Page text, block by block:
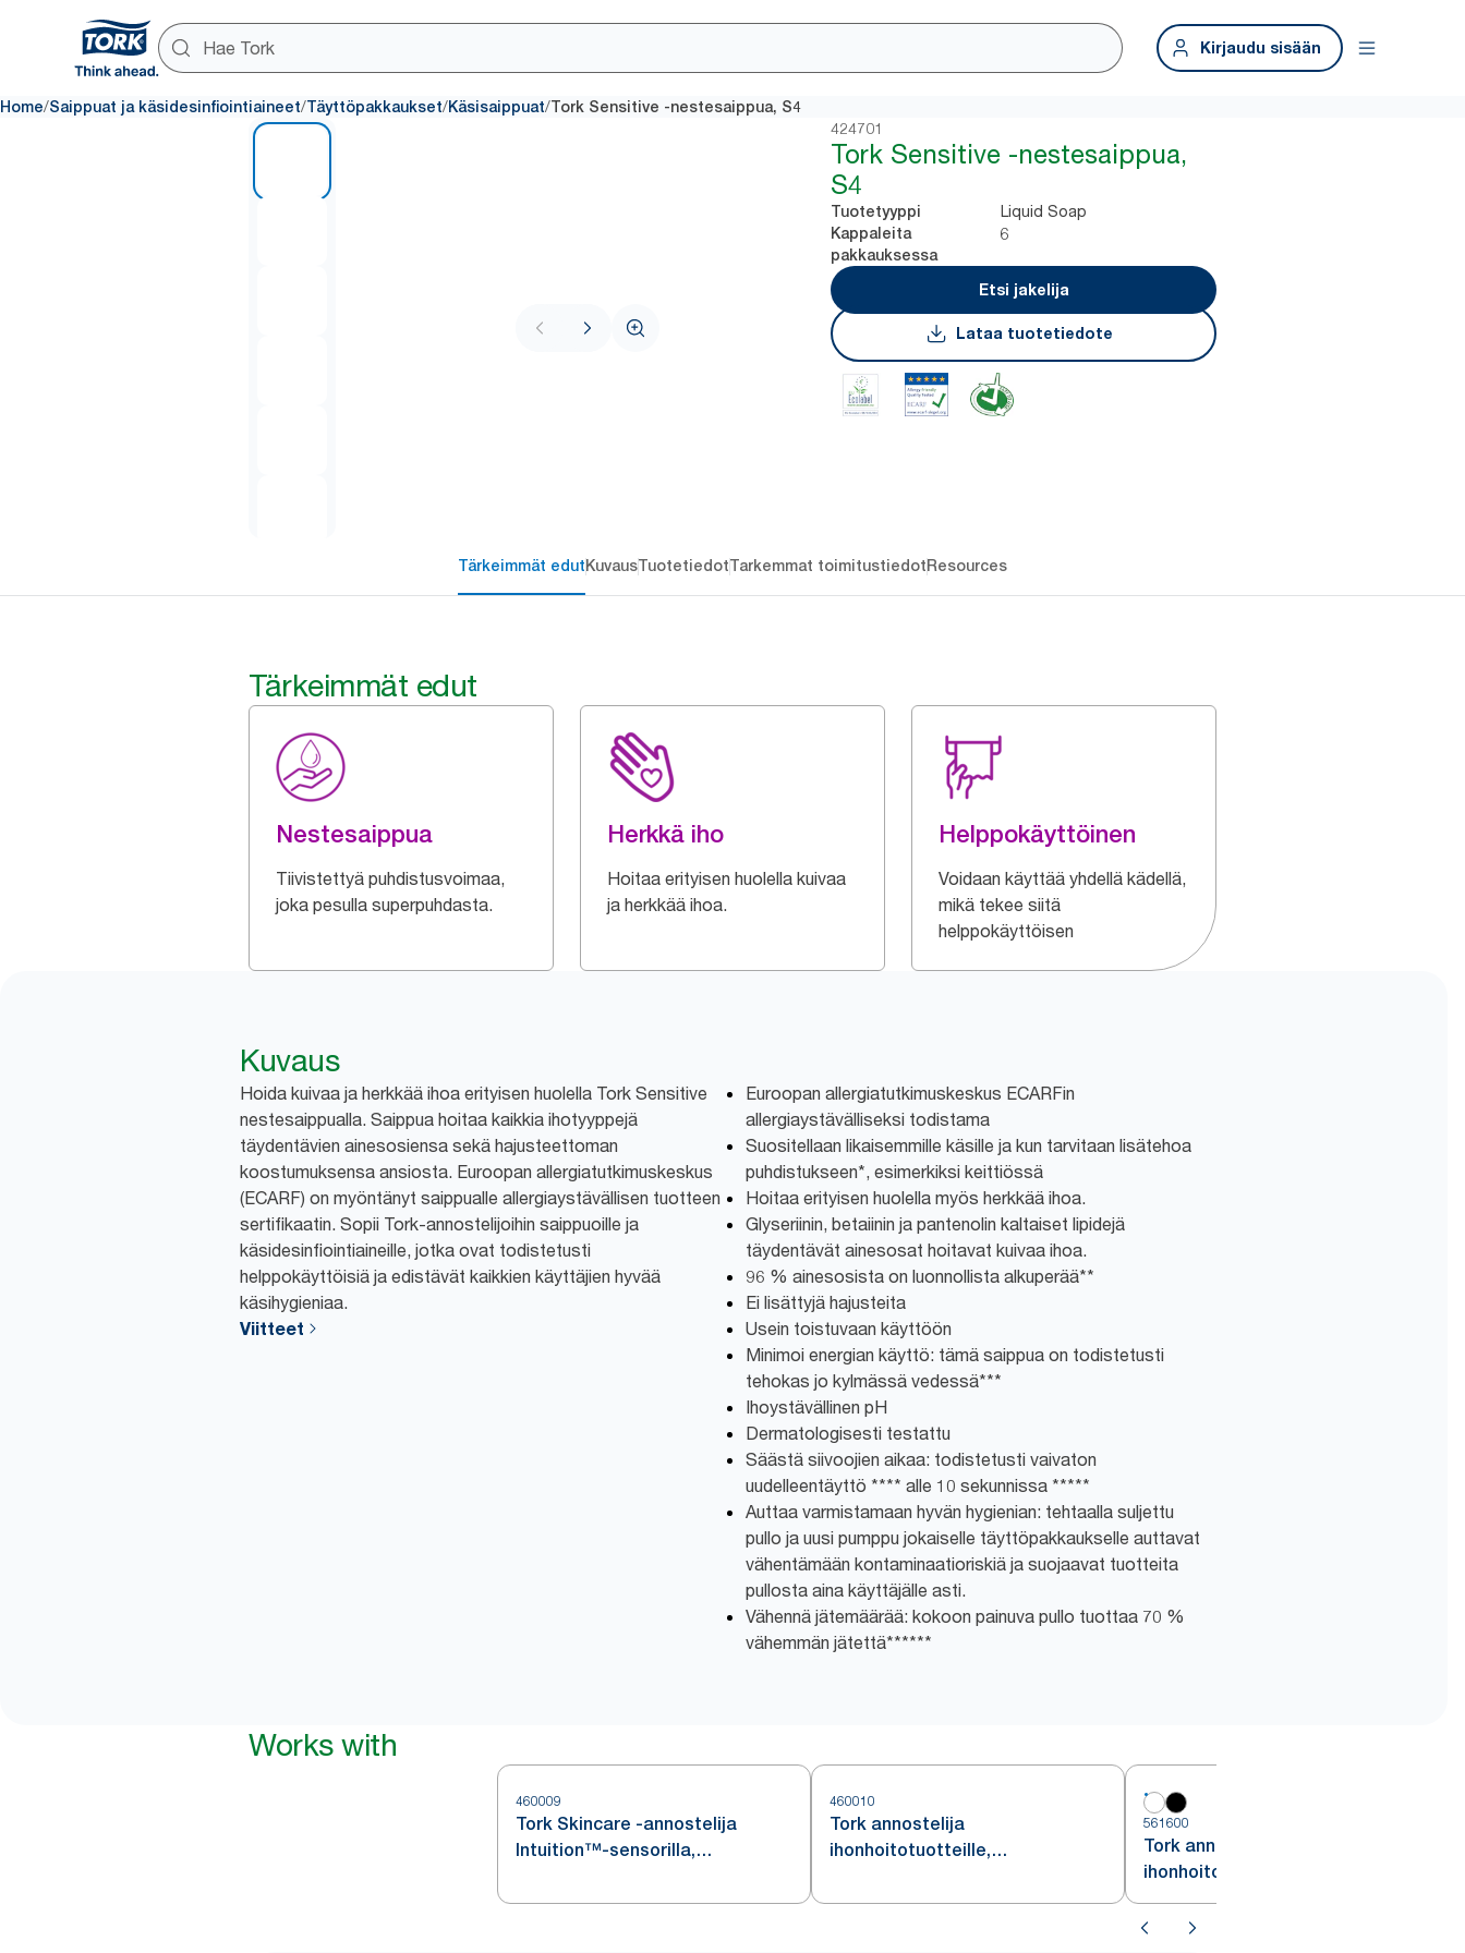
Kirjaudu sisään
Home/Saippuat ja käsidesinfiointiaineet/Täyttöpakkaukset/Käsisaippuat/Tork Sensitive -nestesaippua, S4
424701
Tork Sensitive -nestesaippua,
S4
Tuotetyyppi Liquid Soap
Kappaleita
pakkauksessa
6
Etsi jakelija
Lataa tuotetiedote
Tärkeimmät edutKuvausTuotetiedotTarkemmat toimitustiedotResources
Tärkeimmät edut
Nestesaippua
Tiivistettyä puhdistusvoimaa,
joka pesulla superpuhdasta.
Herkkä iho
Hoitaa erityisen huolella kuivaa
ja herkkää ihoa.
Helppokäyttöinen
Voidaan käyttää yhdellä kädellä,
mikä tekee siitä
helppokäyttöisen
Kuvaus
Hoida kuivaa ja herkkää ihoa erityisen huolella Tork Sensitive
nestesaippualla. Saippua hoitaa kaikkia ihotyyppejä
täydentävien ainesosiensa sekä hajusteettoman
koostumuksensa ansiosta. Euroopan allergiatutkimuskeskus
(ECARF) on myöntänyt saippualle allergiaystävällisen tuotteen
sertifikaatin. Sopii Tork-annostelijoihin saippuoille ja
käsidesinfiointiaineille, jotka ovat todistetusti
helppokäyttöisiä ja edistävät kaikkien käyttäjien hyvää
käsihygieniaa.
Viitteet
Euroopan allergiatutkimuskeskus ECARFin
allergiaystävälliseksi todistama
Suositellaan likaisemmille käsille ja kun tarvitaan lisätehoa
puhdistukseen*, esimerkiksi keittiössä
Hoitaa erityisen huolella myös herkkää ihoa.
Glyseriinin, betaiinin ja pantenolin kaltaiset lipidejä
täydentävät ainesosat hoitavat kuivaa ihoa.
96 % ainesosista on luonnollista alkuperää**
Ei lisättyjä hajusteita
Usein toistuvaan käyttöön
Minimoi energian käyttö: tämä saippua on todistetusti
tehokas jo kylmässä vedessä***
Ihoystävällinen pH
Dermatologisesti testattu
Säästä siivoojien aikaa: todistetusti vaivaton
uudelleentäyttö **** alle 10 sekunnissa *****
Auttaa varmistamaan hyvän hygienian: tehtaalla suljettu
pullo ja uusi pumppu jokaiselle täyttöpakkaukselle auttavat
vähentämään kontaminaatioriskiä ja suojaavat tuotteita
pullosta aina käyttäjälle asti.
Vähennä jätemäärää: kokoon painuva pullo tuottaa 70 %
vähemmän jätettä******
Works with
460009
Tork Skincare -annostelija
Intuition™-sensorilla,
460010
Tork annostelija
ihonhoitotuotteille,
561600
Tork annostelija
ihonhoitotuotteille Intuition™-
sensorilla, valkoinen, S4